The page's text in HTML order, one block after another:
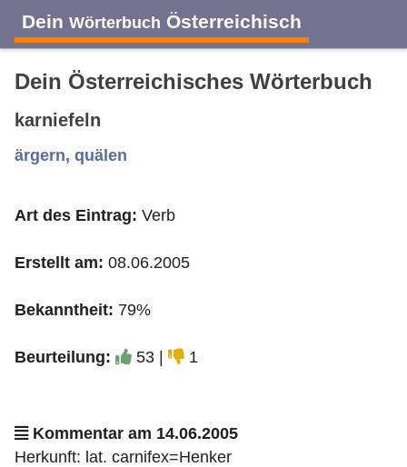
Dein Wörterbuch Österreichisch
A B C
J K L M
Dein Österreichisches Wörterbuch
karniefeln
ärgern, quälen
Art des Eintrag: Verb
Erstellt am: 08.06.2005
Bekanntheit: 79%
Beurteilung: 53 | 1
Kommentar am 14.06.2005
Herkunft: lat. carnifex=Henker